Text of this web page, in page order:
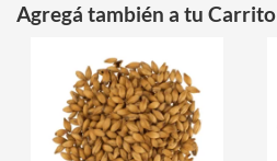
Agregá también a tu Carrito